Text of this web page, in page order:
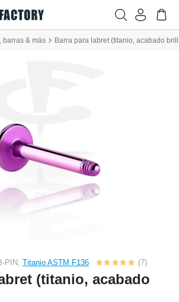
barras & más Barra para labret (titanio, acabado
PIN, Titanio ASTM F136 (7)
(titanio, acabado